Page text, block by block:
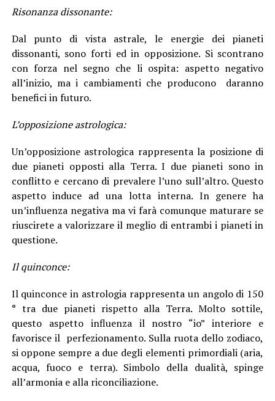
Risonanza dissonante:
Dal punto di vista astrale, le energie dei pianeti
dissonanti, sono forti ed in opposizione. Si scontrano
con forza nel segno che li ospita: aspetto negativo
all’inizio, ma i cambiamenti che producono daranno
benefici in futuro.
L’opposizione astrologica:
Un’opposizione astrologica rappresenta la posizione di
due pianeti opposti alla Terra. I due pianeti sono in
conflitto e cercano di prevalere l’uno sull’altro. Questo
aspetto induce ad una lotta interna. In genere ha
un’influenza negativa ma vi farà comunque maturare se
riuscirete a valorizzare il meglio di entrambi i pianeti in
questione.
Il quinconce:
Il quinconce in astrologia rappresenta un angolo di 150
° tra due pianeti rispetto alla Terra. Molto sottile,
questo aspetto influenza il nostro “io” interiore e
favorisce il perfezionamento. Sulla ruota dello zodiaco,
si oppone sempre a due degli elementi primordiali (aria,
acqua, fuoco e terra). Simbolo della dualità, spinge
all’armonia e alla riconciliazione.